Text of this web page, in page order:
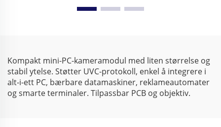
30FPS Android mini-
rekkevidde 86dB HD
Kompakt mini-PC-kameramodul med liten størrelse og
stabil ytelse. Støtter UVC-protokoll, enkel å integrere i
alt-i-ett PC, bærbare datamaskiner, reklameautomater
og smarte terminaler. Tilpassbar PCB og objektiv.